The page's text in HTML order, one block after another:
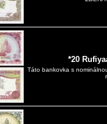
*20
Táto bankovka s